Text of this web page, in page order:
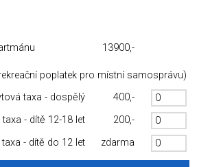
13900,-
poplatek pro místní samosprávu)
taxa - dospělý
400,-
- dítě 12-18 let
200,-
- dítě do 12 let
zdarma